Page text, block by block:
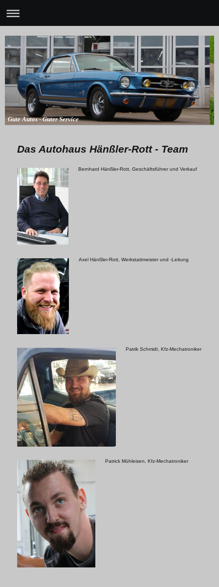
Gute Autos - Guter Service
Das Autohaus Hänßler-Rott - Team
Bernhard Hänßler-Rott, Geschäftsführer und Verkauf
Axel Hänßler-Rott, Werkstattmeister und -Leitung
Patrik Schmidt, Kfz-Mechatroniker
Patrick Mühleisen, Kfz-Mechatroniker